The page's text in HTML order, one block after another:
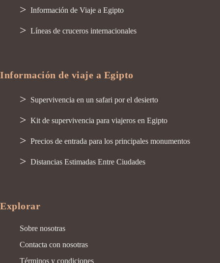
Información de Viaje a Egipto
Líneas de cruceros internacionales
Información de viaje a Egipto
Supervivencia en un safari por el desierto
Kit de supervivencia para viajeros en Egipto
Precios de entrada para los principales monumentos
Distancias Estimadas Entre Ciudades
Explorar
Sobre nosotras
Contacta con nosotras
Términos y condiciones